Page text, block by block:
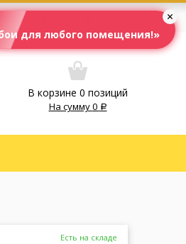
В корзине 0 позиций
На сумму0
Есть на складе
для любого помещения!»